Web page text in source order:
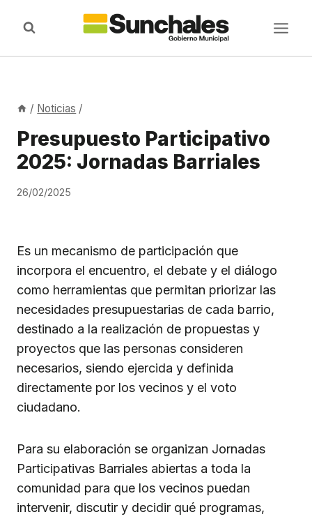
/ Noticias /
Presupuesto Participativo
2025: Jornadas Barriales
26/02/2025
Es un mecanismo de participación que
incorpora el encuentro, el debate y el diálogo
como herramientas que permitan priorizar las
necesidades presupuestarias de cada barrio,
destinado a la realización de propuestas y
proyectos que las personas consideren
necesarios, siendo ejercida y definida
directamente por los vecinos y el voto
ciudadano.
Para su elaboración se organizan Jornadas
Participativas Barriales abiertas a toda la
comunidad para que los vecinos puedan
intervenir, discutir y decidir qué programas,